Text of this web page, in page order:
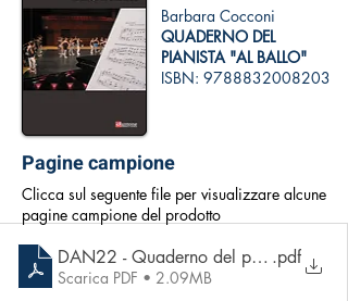
Barbara Cocconi
QUADERNO DEL
PIANISTA "AL BALLO"
ISBN: 9788832008203
Pagine campione
DAN22 - Quaderno del pianista al
.pdf
Scarica PDF • 2.09MB
Clicca sul seguente file per visualizzare alcune
pagine campione del prodotto